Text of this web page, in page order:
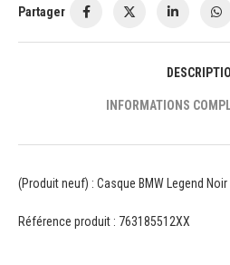
Partager
INFORMATIONS
(Produit neuf) : Casque BMW Legend Noir
Référence produit : 763185512XX